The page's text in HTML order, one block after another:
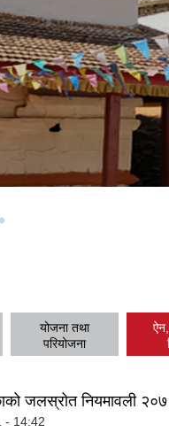
योजना तथा
परियोजना
जलस्रोत नियमावली
- 14:42